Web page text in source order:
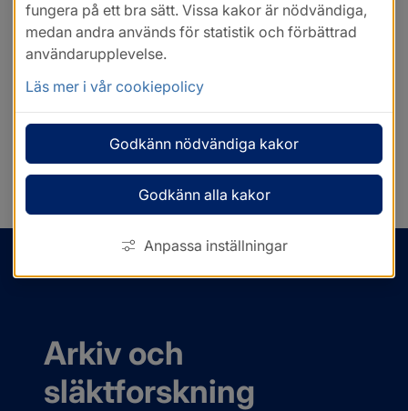
MENY
Arkiv och
släktforskning
fungera på ett bra sätt. Vissa kakor är nödvändiga,
medan andra används för statistik och förbättrad
användarupplevelse.
Läs mer i vår cookiepolicy
Godkänn nödvändiga kakor
Godkänn alla kakor
Anpassa inställningar